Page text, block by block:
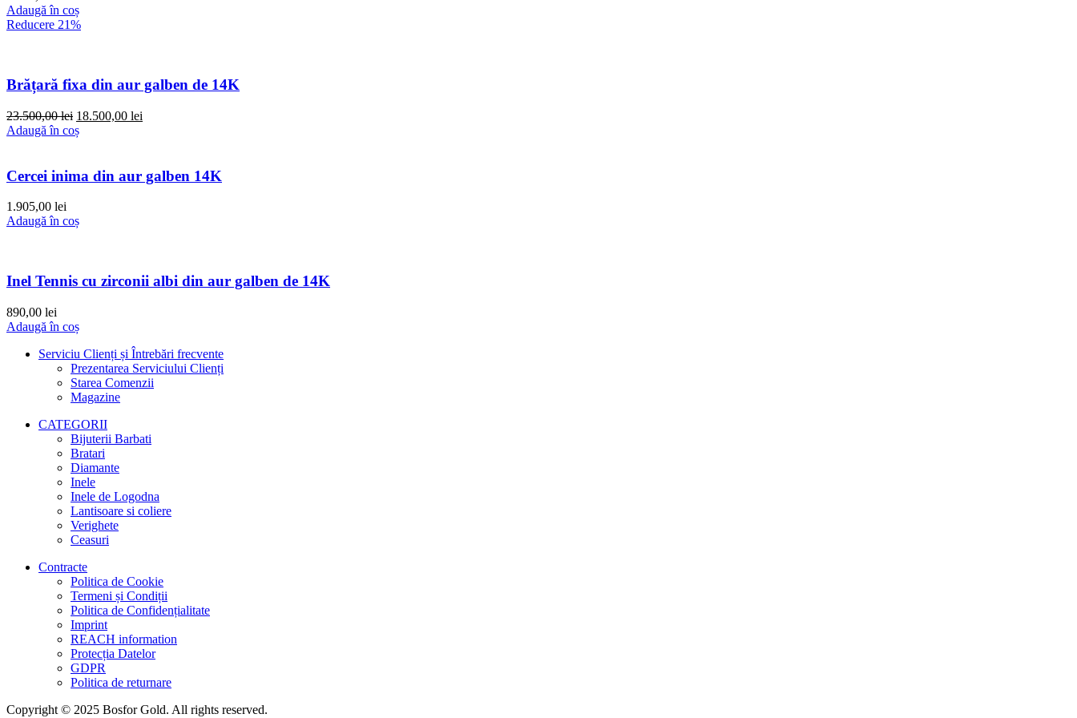
Adaugă în coș
Reducere 21%
Brățară fixa din aur galben de 14K
23.500,00lei Prețul
inițial
23.500,00 lei.
18.500,00 lei
Adaugă în coș
Cercei inima din aur galben 14K
1.905,00 lei
Adaugă în coș
Inel Tennis cu zirconii albi din aur galben de 14K
890,00 lei
Adaugă în coș
Serviciu Clienți și Întrebări frecvente
Prezentarea Serviciului Clienți
Starea Comenzii
Magazine
CATEGORII
Bijuterii Barbati
Bratari
Diamante
Inele
Inele de Logodna
Lantisoare si coliere
Verighete
Ceasuri
Contracte
Politica de Cookie
Termeni și Condiții
Politica de Confidențialitate
Imprint
REACH information
Protecția Datelor
GDPR
Politica de returnare
Copyright © 2025 Bosfor Gold. All rights reserved.